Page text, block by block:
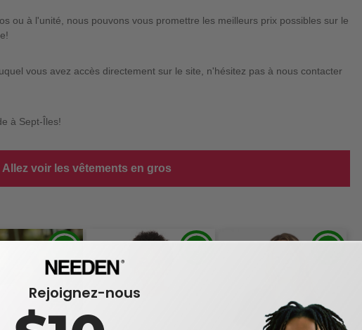
ou à l'unité, nous pouvons vous promettre les meilleurs prix possibles sur le
vous avez accès directement sur le site, n'hésitez pas à nous contacter
à Sept-Îles!
Allez voir les vêtements en gros
Rejoignez-nous